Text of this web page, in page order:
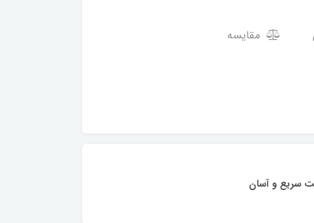
مقایسه
سریع و آسان